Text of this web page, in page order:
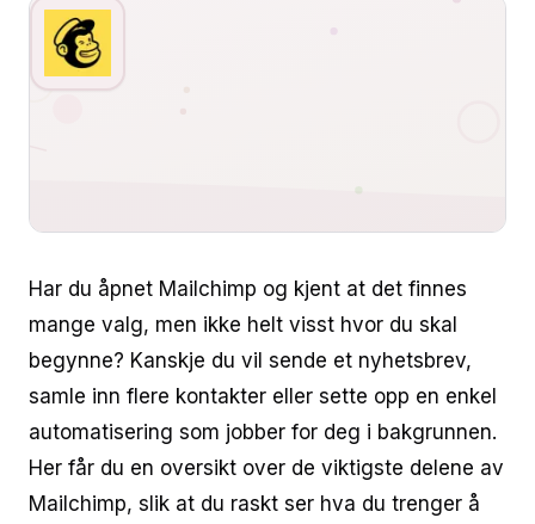
Har du åpnet Mailchimp og kjent at det finnes
mange valg, men ikke helt visst hvor du skal
begynne? Kanskje du vil sende et nyhetsbrev,
samle inn flere kontakter eller sette opp en enkel
automatisering som jobber for deg i bakgrunnen.
Her får du en oversikt over de viktigste delene av
Mailchimp, slik at du raskt ser hva du trenger å